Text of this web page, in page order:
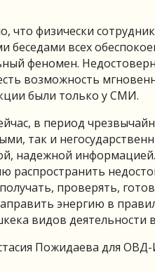
что физически
беседами всех
феномен.
возможность
были только у СМИ.
в период
так и
надежной
распространить
проверять,
энергию в
видов деятельности
Пожидаева для